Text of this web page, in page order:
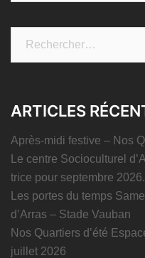
ARTICLES
Après-midi festive – Nos
Le centre Socioculturel
trice pour septembre
Les portes du temps
d’Arras – Stade Vauban
Nos Quartiers d’été
juillet 2026